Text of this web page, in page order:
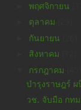
พฤศจิกายน
ตุลาคม
กันยายน
สิงหาคม
กรกฎาคม
บำรุงราษฎร์ ผ
วช. จับมือ กท